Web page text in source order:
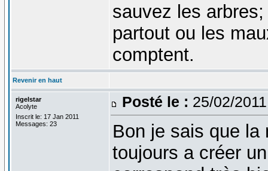
sauvez les
partout ou les
comptent.
Revenir en haut
rigelstar
Acolyte
Inscrit le: 17 Jan 2011
Messages: 23
Posté le : 25/02/
Bon je sais que la
toujours a créer